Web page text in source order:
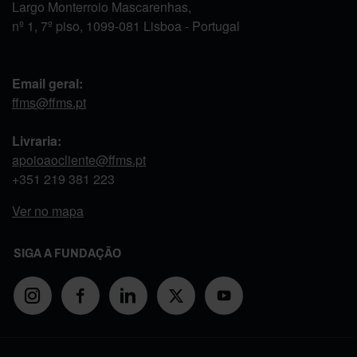
Largo Monterroio Mascarenhas,
nº 1, 7º piso, 1099-081 Lisboa - Portugal
Email geral:
ffms@ffms.pt
Livraria:
apoioaocliente@ffms.pt
+351 219 381 223
Ver no mapa
SIGA A FUNDAÇÃO